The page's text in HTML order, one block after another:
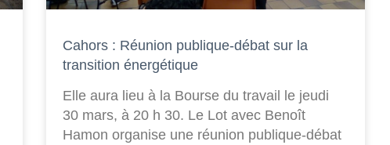
Cahors : Réunion publique-débat sur la
transition énergétique
Elle aura lieu à la Bourse du travail le jeudi
30 mars, à 20 h 30. Le Lot avec Benoît
Hamon organise une réunion publique-débat